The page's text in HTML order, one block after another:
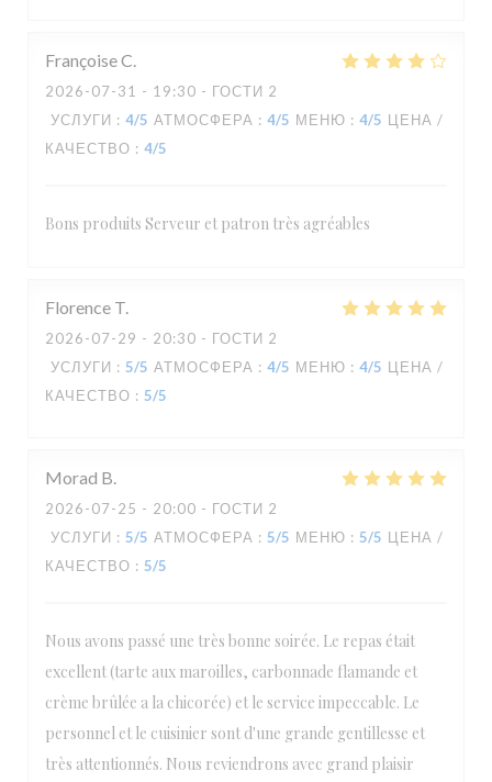
FrançoiseC
2026-07-31 - 19:30 - ГОСТИ 2
УСЛУГИ : 4/5 АТМОСФЕРА : 4/5 МЕНЮ : 4/5 ЦЕНА /
КАЧЕСТВО : 4/5
Bons produits Serveur et patron très agréables
Florence T
2026-07-29 - 20:30 - ГОСТИ 2
УСЛУГИ : 5/5 АТМОСФЕРА : 4/5 МЕНЮ : 4/5 ЦЕНА /
КАЧЕСТВО : 5/5
Morad B
2026-07-25 - 20:00 - ГОСТИ 2
УСЛУГИ : 5/5 АТМОСФЕРА : 5/5 МЕНЮ : 5/5 ЦЕНА /
КАЧЕСТВО : 5/5
Nous avons passé une très bonne soirée. Le repas était
excellent (tarte aux maroilles, carbonnade flamande et
crème brûlée a la chicorée) et le service impeccable. Le
personnel et le cuisinier sont d'une grande gentillesse et
très attentionnés. Nous reviendrons avec grand plaisir